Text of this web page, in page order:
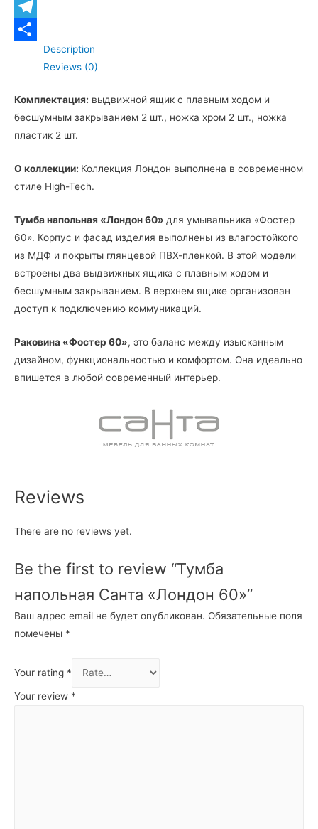
WhatsApp
Telegram
ОтправитьDescription
Reviews (0)
Комплектация: выдвижной ящик с плавным ходом и
бесшумным закрыванием 2 шт., ножка хром 2 шт., ножка
пластик 2 шт.
О коллекции: Коллекция Лондон выполнена в современном
стиле High-Tech.
Тумба напольная «Лондон 60» для умывальника «Фостер
60». Корпус и фасад изделия выполнены из влагостойкого
из МДФ и покрыты глянцевой ПВХ-пленкой. В этой модели
встроены два выдвижных ящика с плавным ходом и
бесшумным закрыванием. В верхнем ящике организован
доступ к подключению коммуникаций.
Раковина «Фостер 60», это баланс между изысканным
дизайном, функциональностью и комфортом. Она идеально
впишется в любой современный интерьер.
Reviews
There are no reviews yet.
Be the first to review “Тумба
напольная Санта «Лондон 60»”
Ваш адрес email не будет опубликован. Обязательные поля
помечены *
Your rating *
Your review *